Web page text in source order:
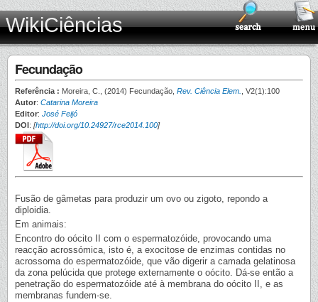
WikiCiências
Fecundação
Referência : Moreira, C., (2014) Fecundação, Rev. Ciência Elem.
, V2(1):100
Autor: Catarina Moreira
Editor: José Feijó
DOI: [http://doi.org/10.24927/rce2014.100]
Fusão de gâmetas para produzir um ovo ou zigoto, repondo a
diploidia.
Em animais:
Encontro do oócito II com o espermatozóide, provocando uma
reacção acrossómica, isto é, a exocitose de enzimas contidas no
acrossoma do espermatozóide, que vão digerir a camada gelatinosa
da zona pelúcida que protege externamente o oócito. Dá-se então a
penetração do espermatozóide até à membrana do oócito II, e as
membranas fundem-se.